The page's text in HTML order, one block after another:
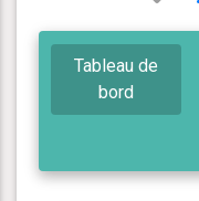
Tableau de
bord